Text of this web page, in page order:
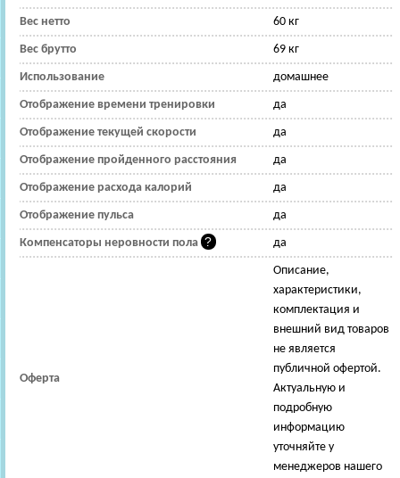
Вес нетто 60 кг
Вес брутто 69 кг
Использование домашнее
Отображение времени тренировки да
Отображение текущей скорости да
Отображение пройденного расстояния да
Отображение расхода калорий да
Отображение пульса да
Компенсаторы неровности пола да
Оферта
Описание,
характеристики,
комплектация и
внешний вид товаров
не является
публичной офертой.
Актуальную и
подробную
информацию
уточняйте у
менеджеров нашего